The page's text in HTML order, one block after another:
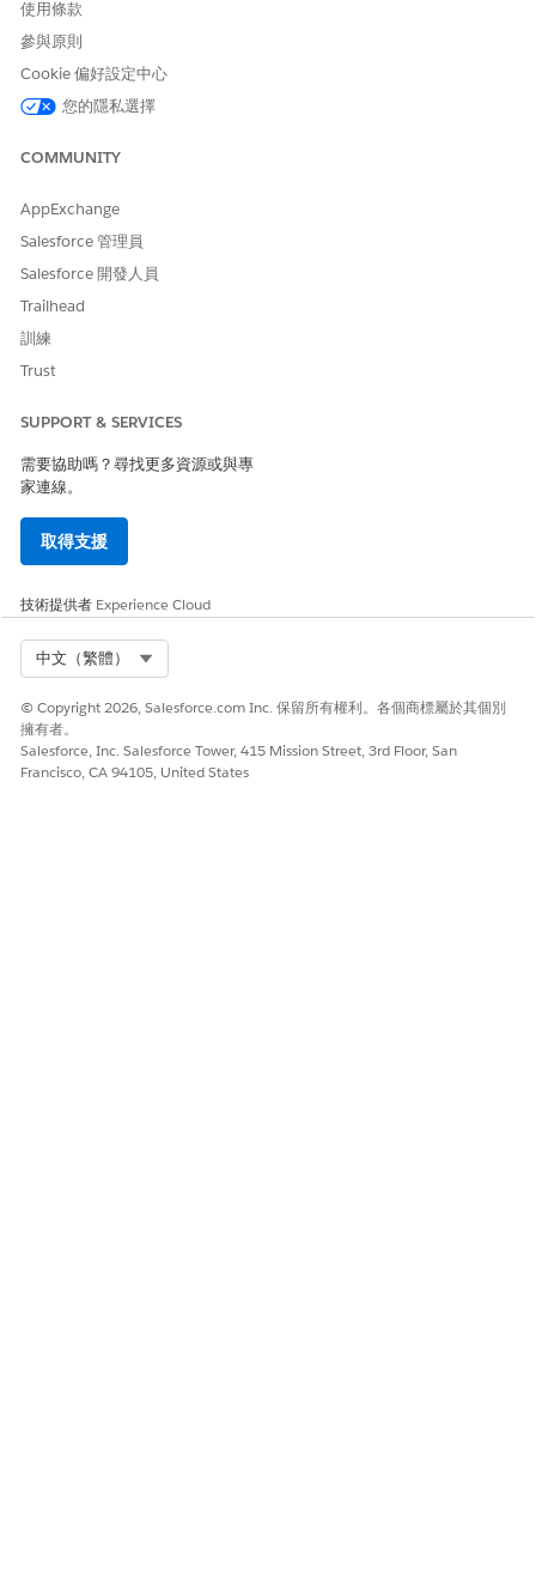
使用必要授權設定您的組織、將權限集指派給使用者,並設定
Data Cloud 以使用「資料處理引擎」大量建立產品、資產、車
輛和車輛定義記錄。
用於匯入產品和車輛定義資料的 CSV 檔案格式
引擎。建立具有下列資料欄標題的 CSV 檔案以供參考。
用於匯入資產和車輛資料的 CSV 檔案格式
擎。建立具有下列資料欄標題的 CSV 檔案以供參考。
使用條款
參與原則
Cookie 偏好設定中心
您的隱私選擇
COMMUNITY
AppExchange
Salesforce 管理員
Salesforce 開發人員
Trailhead
訓練
Trust
SUPPORT & SERVICES
需要協助嗎？尋找更多資源或與專
家連線。
取得支援
技術提供者 Experience Cloud
中文（繁體）
© Copyright 2026, Salesforce.com Inc. 保留所有權利。各個商標屬於其個別
擁有者。
Salesforce, Inc. Salesforce Tower, 415 Mission Street, 3rd Floor, San
Francisco, CA 94105, United States